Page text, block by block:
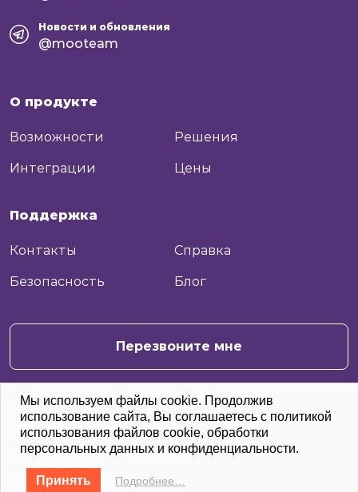
Новости и обновления
@mooteam
О продукте
Возможности Решения
Интеграции Цены
Поддержка
Контакты Справка
Безопасность Блог
+7
Перезвоните мне
© 2026 Moo.Team. С заботой о вашей
команде
Политика конфиденциальности
Публичная оферта
Оплата
Мы используем файлы cookie. Продолжив
использование сайта, Вы соглашаетесь с политикой
использования файлов cookie, обработки
персональных данных и конфиденциальности.
Принять Подробнее…